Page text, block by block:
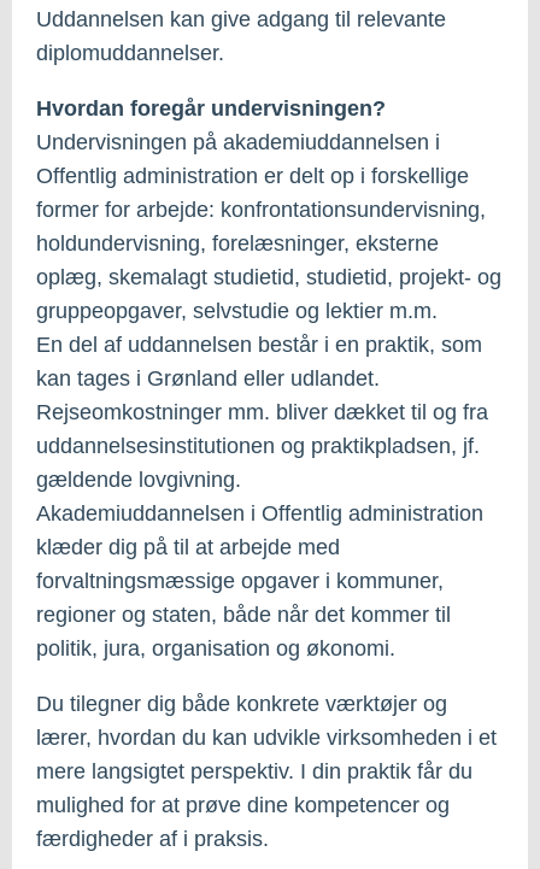
Uddannelsen kan give adgang til relevante
diplomuddannelser.
Hvordan foregår undervisningen?
Undervisningen på akademiuddannelsen i
Offentlig administration er delt op i forskellige
former for arbejde: konfrontationsundervisning,
holdundervisning, forelæsninger, eksterne
oplæg, skemalagt studietid, studietid, projekt- og
gruppeopgaver, selvstudie og lektier m.m.
En del af uddannelsen består i en praktik, som
kan tages i Grønland eller udlandet.
Rejseomkostninger mm. bliver dækket til og fra
uddannelsesinstitutionen og praktikpladsen, jf.
gældende lovgivning.
Akademiuddannelsen i Offentlig administration
klæder dig på til at arbejde med
forvaltningsmæssige opgaver i kommuner,
regioner og staten, både når det kommer til
politik, jura, organisation og økonomi.
Du tilegner dig både konkrete værktøjer og
lærer, hvordan du kan udvikle virksomheden i et
mere langsigtet perspektiv. I din praktik får du
mulighed for at prøve dine kompetencer og
færdigheder af i praksis.